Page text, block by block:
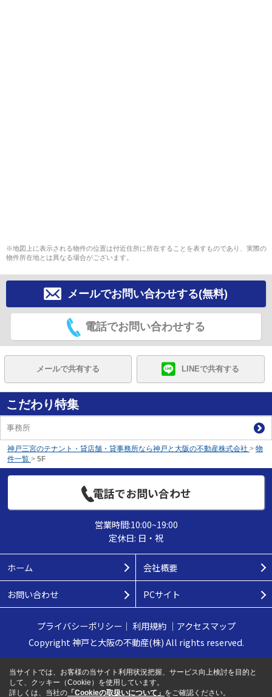
※地図上に表示される物件の位置は付近住所に所在することを表すものであり、実際の
物件所在地とは異なる場合がございます。
メールでお問い合わせする(無料)
電話でお問い合わせする
メールで共有する LINEで共有する
こだわり特集
事務所
神戸三宮のテナント・貸店舗・貸事務所なら神戸と大阪の不動産株式会社 > 物
件一覧 > 5F
電話でお問い合わせ
営業時間:10:00~19:00
定休日: 日・祝
ホーム 会社概要
お問い合わせ PCサイト
プライバシーポリシー ｜ 利用規約｜ アクセスマップ
Copyright 神戸と大阪の不動産(株) All rights reserved.
当サイトでは、お客様の当サイト利用状況把握、サービス向上検討を目的と
して、クッキー（Cookie）を使用しています。
詳しくは、当社の 「Cookieの取扱いについて」 をご確認ください。